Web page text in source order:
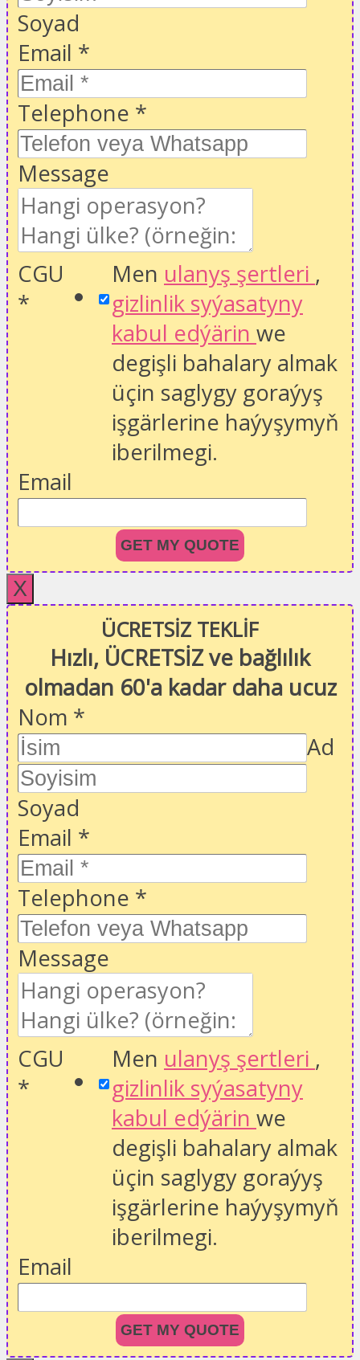
Soyad
Email *
Telephone *
Message
CGU
*
Men ulanyş şertleri ,
gizlinlik syýasatyny
kabul edýärin we
degişli bahalary almak
üçin saglygy goraýyş
işgärlerine haýyşymyň
iberilmegi.
Email
GET MY QUOTE
X
ÜCRETSİZ TEKLİF
Hızlı, ÜCRETSİZ ve bağlılık
olmadan 60'a kadar daha ucuz
Nom *
Ad
Soyad
Email *
Telephone *
Message
CGU
*
Men ulanyş şertleri ,
gizlinlik syýasatyny
kabul edýärin we
degişli bahalary almak
üçin saglygy goraýyş
işgärlerine haýyşymyň
iberilmegi.
Email
GET MY QUOTE